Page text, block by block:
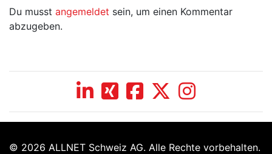
Du musst angemeldet sein, um einen Kommentar
abzugeben.
© 2026 ALLNET Schweiz AG. Alle Rechte vorbehalten.